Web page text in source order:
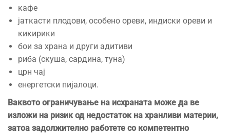
кафе
јаткасти плодови, особено ореви, индиски ореви и
кикирики
бои за храна и други адитиви
риба (скуша, сардина, туна)
црн чај
енергетски пијалоци.
Ваквото ограничување на исхраната може да ве
изложи на ризик од недостаток на хранливи материи,
затоа задолжително работете со компетентно